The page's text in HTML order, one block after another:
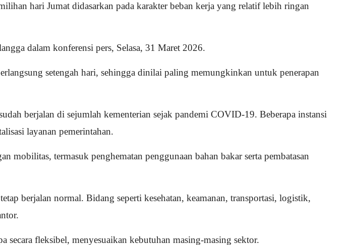
hari Jumat didasarkan pada karakter beban kerja yang relatif lebih ringan
dalam konferensi pers, Selasa, 31 Maret 2026.
setengah hari, sehingga dinilai paling memungkinkan untuk penerapan
berjalan di sejumlah kementerian sejak pandemi COVID-19. Beberapa instansi
layanan pemerintahan.
termasuk penghematan penggunaan bahan bakar serta pembatasan
berjalan normal. Bidang seperti kesehatan, keamanan, transportasi, logistik,
secara fleksibel, menyesuaikan kebutuhan masing-masing sektor.